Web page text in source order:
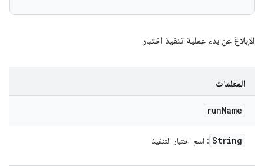
الإبلاغ عن بدء عملية تنفيذ اختبار
المعلمات
runName
String : اسم اختبار التنفيذ